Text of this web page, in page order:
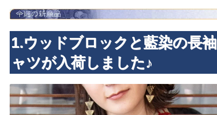
1.ウッドブロックと藍染の長
ャツが入荷しました♪